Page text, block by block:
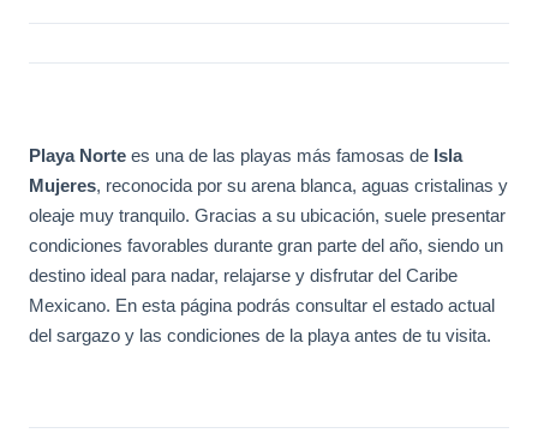
Playa Norte es una de las playas más famosas de Isla
Mujeres, reconocida por su arena blanca, aguas cristalinas y
oleaje muy tranquilo. Gracias a su ubicación, suele presentar
condiciones favorables durante gran parte del año, siendo un
destino ideal para nadar, relajarse y disfrutar del Caribe
Mexicano. En esta página podrás consultar el estado actual
del sargazo y las condiciones de la playa antes de tu visita.